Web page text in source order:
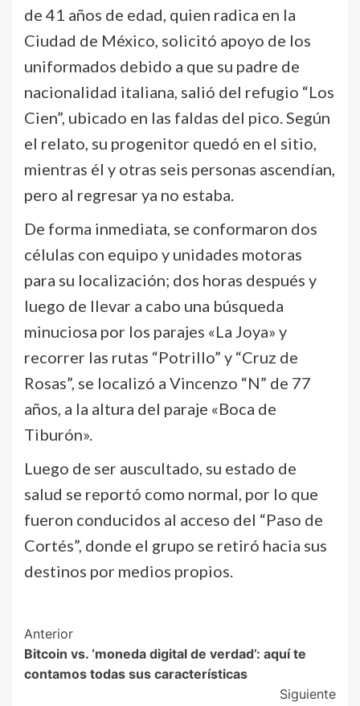
de 41 años de edad, quien radica en la
Ciudad de México, solicitó apoyo de los
uniformados debido a que su padre de
nacionalidad italiana, salió del refugio “Los
Cien”, ubicado en las faldas del pico. Según
el relato, su progenitor quedó en el sitio,
mientras él y otras seis personas ascendían,
pero al regresar ya no estaba.
De forma inmediata, se conformaron dos
células con equipo y unidades motoras
para su localización; dos horas después y
luego de llevar a cabo una búsqueda
minuciosa por los parajes «La Joya» y
recorrer las rutas “Potrillo” y “Cruz de
Rosas”, se localizó a Vincenzo “N” de 77
años, a la altura del paraje «Boca de
Tiburón».
Luego de ser auscultado, su estado de
salud se reportó como normal, por lo que
fueron conducidos al acceso del “Paso de
Cortés”, donde el grupo se retiró hacia sus
destinos por medios propios.
Post
Navigation
Anterior
Bitcoin vs. ‘moneda digital de verdad’: aquí te
contamos todas sus características
Siguiente